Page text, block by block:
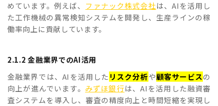
めています。例えば、 ファナック株式会社は、AIを活用し
た工作機械の異常検知システムを開発し、生産ラインの稼
働率向上に貢献しています。
2.1.2 金融業界でのAI活用
金融業界では、AIを活用した リスク分析や顧客サービスの
向上が進んでいます。 みずほ銀行は、AIを活用した融資審
査システムを導入し、審査の精度向上と時間短縮を実現し